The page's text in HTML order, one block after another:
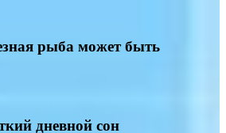
рыба может быть
дневной сон